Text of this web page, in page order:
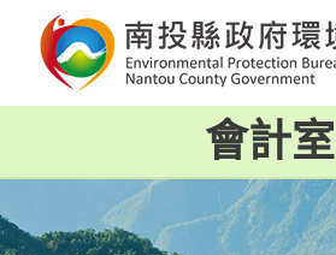
要
容
區
塊
會計室